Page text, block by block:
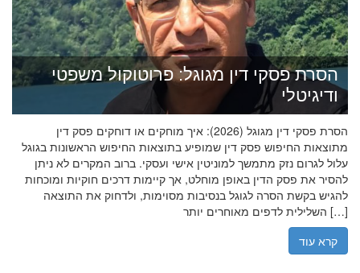
הסרת פסקי דין מגוגל: פרוטוקול משפטי
ודיגיטלי
הסרת פסקי דין מגוגל (2026): איך מוחקים או דוחקים פסק דין
מתוצאות החיפוש פסק דין שמופיע בתוצאות החיפוש הראשונות בגוגל
עלול לגרום נזק מתמשך למוניטין אישי ועסקי. ברוב המקרים לא ניתן
להסיר את פסק הדין באופן מוחלט, אך קיימות דרכים חוקיות ומוכחות
להגיש בקשת הסרה לגוגל בנסיבות מסוימות, ולדחוק את התוצאה
השלילית לדפים מאוחרים יותר […]
קרא עוד